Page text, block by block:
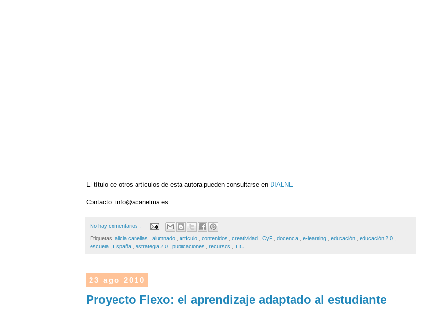
El título de otros artículos de esta autora pueden consultarse en DIALNET
Contacto: info@acanelma.es
No hay comentarios :
Etiquetas: alicia cañellas alumnado artículo contenidos creatividad CyP docencia e-learning educación educación 2.0
escuela
España estrategia 2.0 publicaciones recursos TIC
23 ago 2010
Proyecto Flexo: el aprendizaje adaptado al estudiante